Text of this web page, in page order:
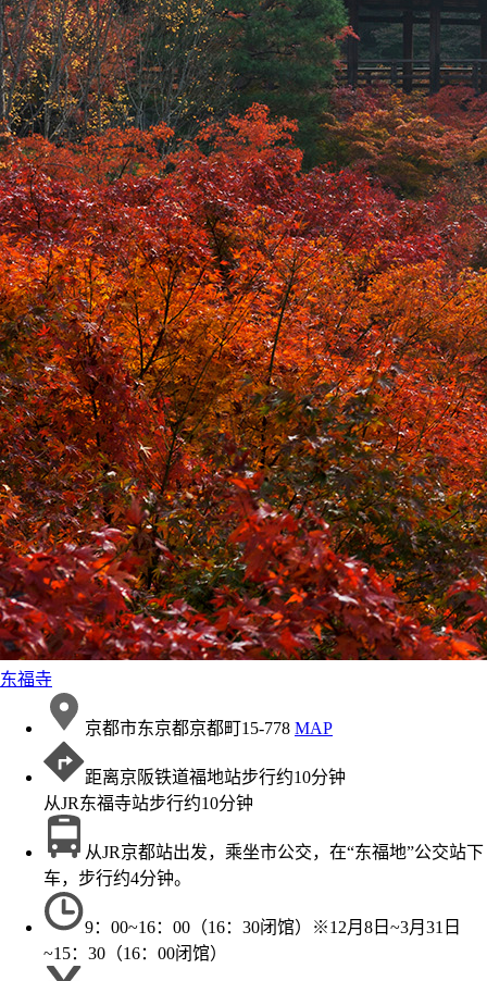
东福寺
京都市东京都京都町15-778 MAP
距离京阪铁道福地站步行约10分钟
从JR东福寺站步行约10分钟
从JR京都站出发，乘坐市公交，在“东福地”公交站下
车，步行约4分钟。
9：00~16：00（16：30闭馆）※12月8日~3月31日
~15：30（16：00闭馆）